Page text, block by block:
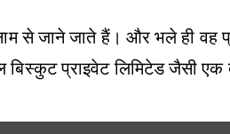
से जाने जाते हैं। और भले ही वह
प्राइवेट लिमिटेड जैसी